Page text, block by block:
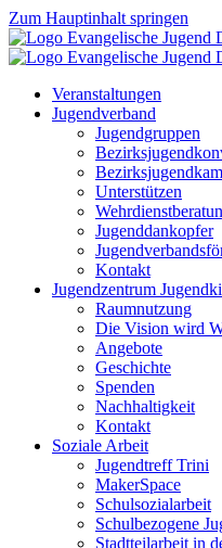
Zum Hauptinhalt springen
Veranstaltungen
Jugendverband
Jugendgruppen
Unterstützen
Jugenddankopfer
Kontakt
Jugendzentrum
Raumnutzung
Die Vision wird
Angebote
Geschichte
Spenden
Nachhaltigkeit
Kontakt
Soziale Arbeit
Jugendtreff Trini
MakerSpace
Schulsozialarbeit
Schulbezogene
Stadtteilarbeit in